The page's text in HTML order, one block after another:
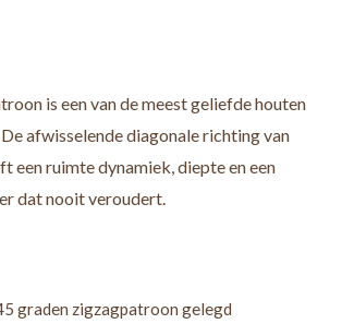
is een van de meest geliefde houten
afwisselende diagonale richting van
een ruimte dynamiek, diepte en een
dat nooit veroudert.
graden zigzagpatroon gelegd